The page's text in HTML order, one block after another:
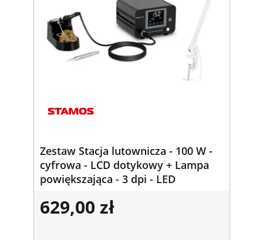
Zestaw Stacja lutownicza - 100 W -
cyfrowa - LCD dotykowy + Lampa
powiększająca - 3 dpi - LED
629,00 zł